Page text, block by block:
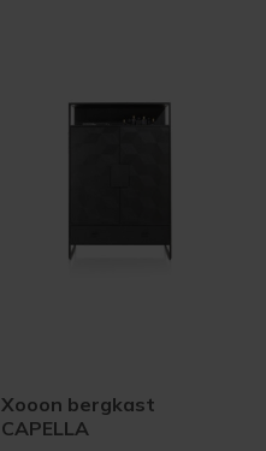
Xooon bergkast
CAPELLA